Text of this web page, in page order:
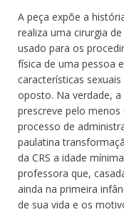
A peça expõe a
realiza uma cirurgia
usado para os
física de uma pessoa
características
oposto. Na verdade,
prescreve pelo
processo de
paulatina
da CRS a idade
professora que,
ainda na primeira
de sua vida e os